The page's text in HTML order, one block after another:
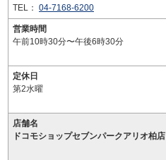
TEL： 04-7168-6200
営業時間
午前10時30分〜午後6時30分
定休日
第2水曜
店舗名
ドコモショップセブンパークアリオ柏店